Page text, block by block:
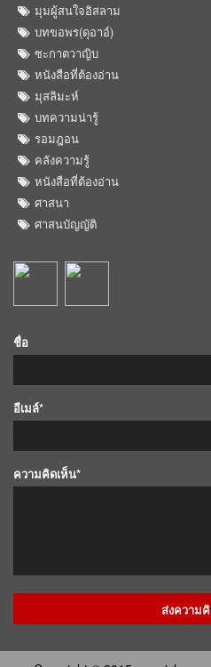
มุมผู้สนใจอิสลาม
บทขอพร(ดุอาอ์)
ซะกาตวาญิบ
หนังสือที่ต้องอ่าน
มุสลิมะห์
บทความน่ารู้
รอมฎอน
คลังความรู้
หนังสือที่ต้องอ่าน
ศาสนา
ศาสนบัญญัติ
ชื่อ
อีเมล์*
ความคิดเห็น*